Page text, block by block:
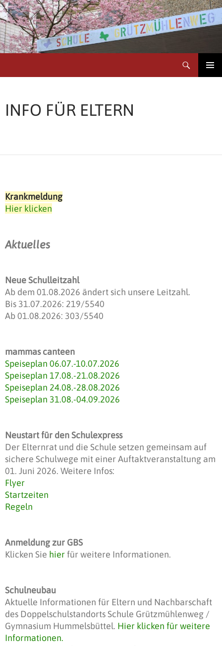
Zum
Inhalt
springen
INFO FÜR ELTERN
Krankmeldung
Hier klicken
Aktuelles
Neue Schulleitzahl
Ab dem 01.08.2026 ändert sich unsere Leitzahl.
Bis 31.07.2026: 219/5540
Ab 01.08.2026: 303/5540
mammas canteen
Speiseplan 06.07.-10.07.2026
Speiseplan 17.08.-21.08.2026
Speiseplan 24.08.-28.08.2026
Speiseplan 31.08.-04.09.2026
Neustart für den Schulexpress
Der Elternrat und die Schule setzen gemeinsam auf
sichere Schulwege mit einer Auftaktveranstaltung am
01. Juni 2026. Weitere Infos:
Flyer
Startzeiten
Regeln
Anmeldung zur GBS
Klicken Sie hierfür weitere Informationen.
Schulneubau
Aktuelle Informationen für Eltern und Nachbarschaft
des Doppelschulstandorts Schule Grützmühlenweg /
Gymnasium Hummelsbüttel. Hier klicken für weitere
Informationen.